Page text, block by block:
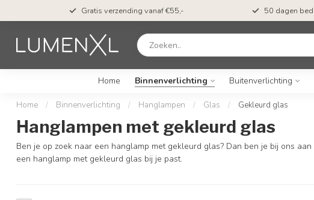
Gratis verzending vanaf €55,- 50 dagen
Home Binnenverlichting Buitenverlichting
Home / Binnenverlichting / Hanglampen / Glas / Gekleurd glas
Hanglampen met gekleurd glas
Ben je op zoek naar een hanglamp met gekleurd glas? Dan ben je bij ons
een hanglamp met gekleurd glas bij je past.